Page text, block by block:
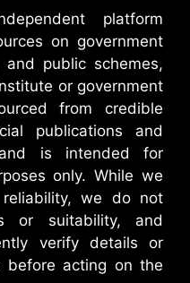
platform
on government
public schemes,
or government
from credible
publications and
is intended for
only. While we
we do not
or suitability, and
verify details or
before acting on the